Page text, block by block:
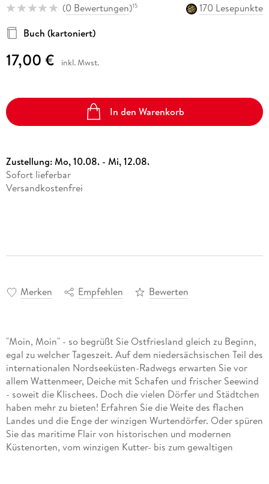
(0 Bewertungen)15
170 Lesepunkte
Buch (kartoniert)
17,00 € inkl. Mwst.
In den Warenkorb
Zustellung:Mo, 10.08. - Mi, 12.08.
Sofort lieferbar
Versandkostenfrei
Merken Empfehlen Bewerten
"Moin, Moin" - so begrüßt Sie Ostfriesland gleich zu Beginn,
egal zu welcher Tageszeit. Auf dem niedersächsischen Teil des
internationalen Nordseeküsten-Radwegs erwarten Sie vor
allem Wattenmeer, Deiche mit Schafen und frischer Seewind
- soweit die Klischees. Doch die vielen Dörfer und Städtchen
haben mehr zu bieten! Erfahren Sie die Weite des flachen
Landes und die Enge der winzigen Wurtendörfer. Oder spüren
Sie das maritime Flair von historischen und modernen
Küstenorten, vom winzigen Kutter- bis zum gewaltigen